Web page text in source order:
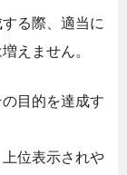
る際、適当に
えません。
目的を達成す
位表示されや